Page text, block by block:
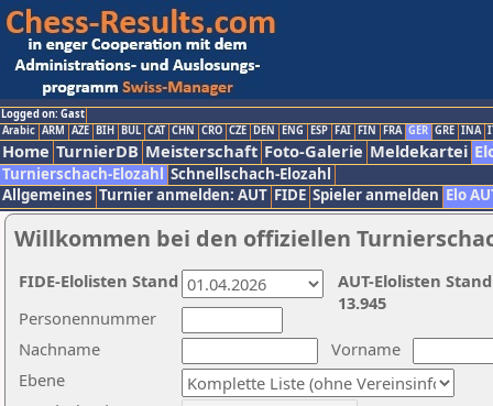
Logged on: Gast
Arabic ARM AZE BIH BUL CAT CHN CRO CZE DEN ENG ESP FAI FIN FRA GER GRE INA
Home TurnierDB Meisterschaft Foto-Galerie Meldekartei
Turnierschach-Elozahl Schnellschach-Elozahl
Allgemeines Turnier anmelden: AUT FIDE Spieler anmelden Elo
Willkommen bei den offiziellen
Nachname
Vorname
Ebene
Personennummer
AUT-Elolisten
13.945
FIDE-Elolisten Stand